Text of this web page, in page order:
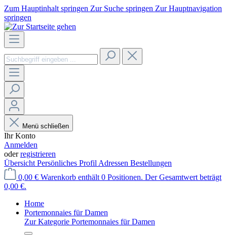
Zum Hauptinhalt springen Zur Suche springen Zur Hauptnavigation
springen
Menü schließen
Ihr Konto
Anmelden
oderregistrieren
Übersicht Persönliches Profil Adressen Bestellungen
0,00 € Warenkorb enthält 0 Positionen. Der Gesamtwert beträgt
0,00 €.
Home
Portemonnaies für Damen
Zur Kategorie Portemonnaies für Damen